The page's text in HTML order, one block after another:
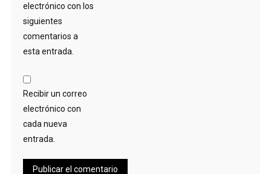
electrónico con los
siguientes
comentarios a
esta entrada.
Recibir un correo
electrónico con
cada nueva
entrada.